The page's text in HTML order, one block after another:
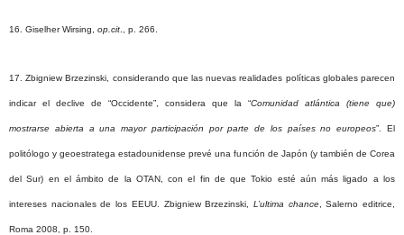
16. Giselher Wirsing op.cit p. 266.
17.Zbigniew Brzezinski , considerando que las nuevas realidades políticas globales parecen
indicar el declive de “Occidente”, considera que la “Comunidad atlántica (tiene que)
mostrarse abierta a una mayor participación por parte de los países no europeos”. El
politólogo y geoestratega estadounidense prevé una función de Japón (y también de Corea
del Sur) en el ámbito de la OTAN, con el fin de que Tokio esté aún más ligado a los
intereses nacionales de los EEUU. Zbigniew Brzezinski L’ultima chance, Salerno editrice,
Roma 2008, p. 150.